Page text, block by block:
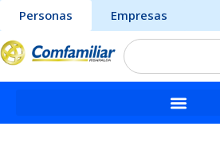
Personas
Empresas